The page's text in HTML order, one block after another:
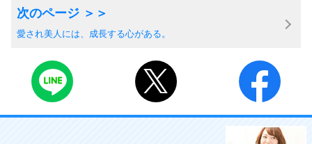
愛され美人には、成長する心がある。